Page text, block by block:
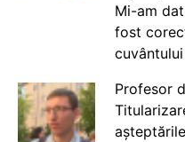
Mi-am
fost
cuvântului
Profesor